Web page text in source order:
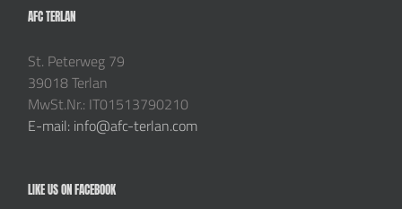
AFC TERLAN
St. Peterweg 79
39018 Terlan
MwSt.Nr.: IT01513790210
E-mail: info@afc-terlan.com
LIKE US ON FACEBOOK